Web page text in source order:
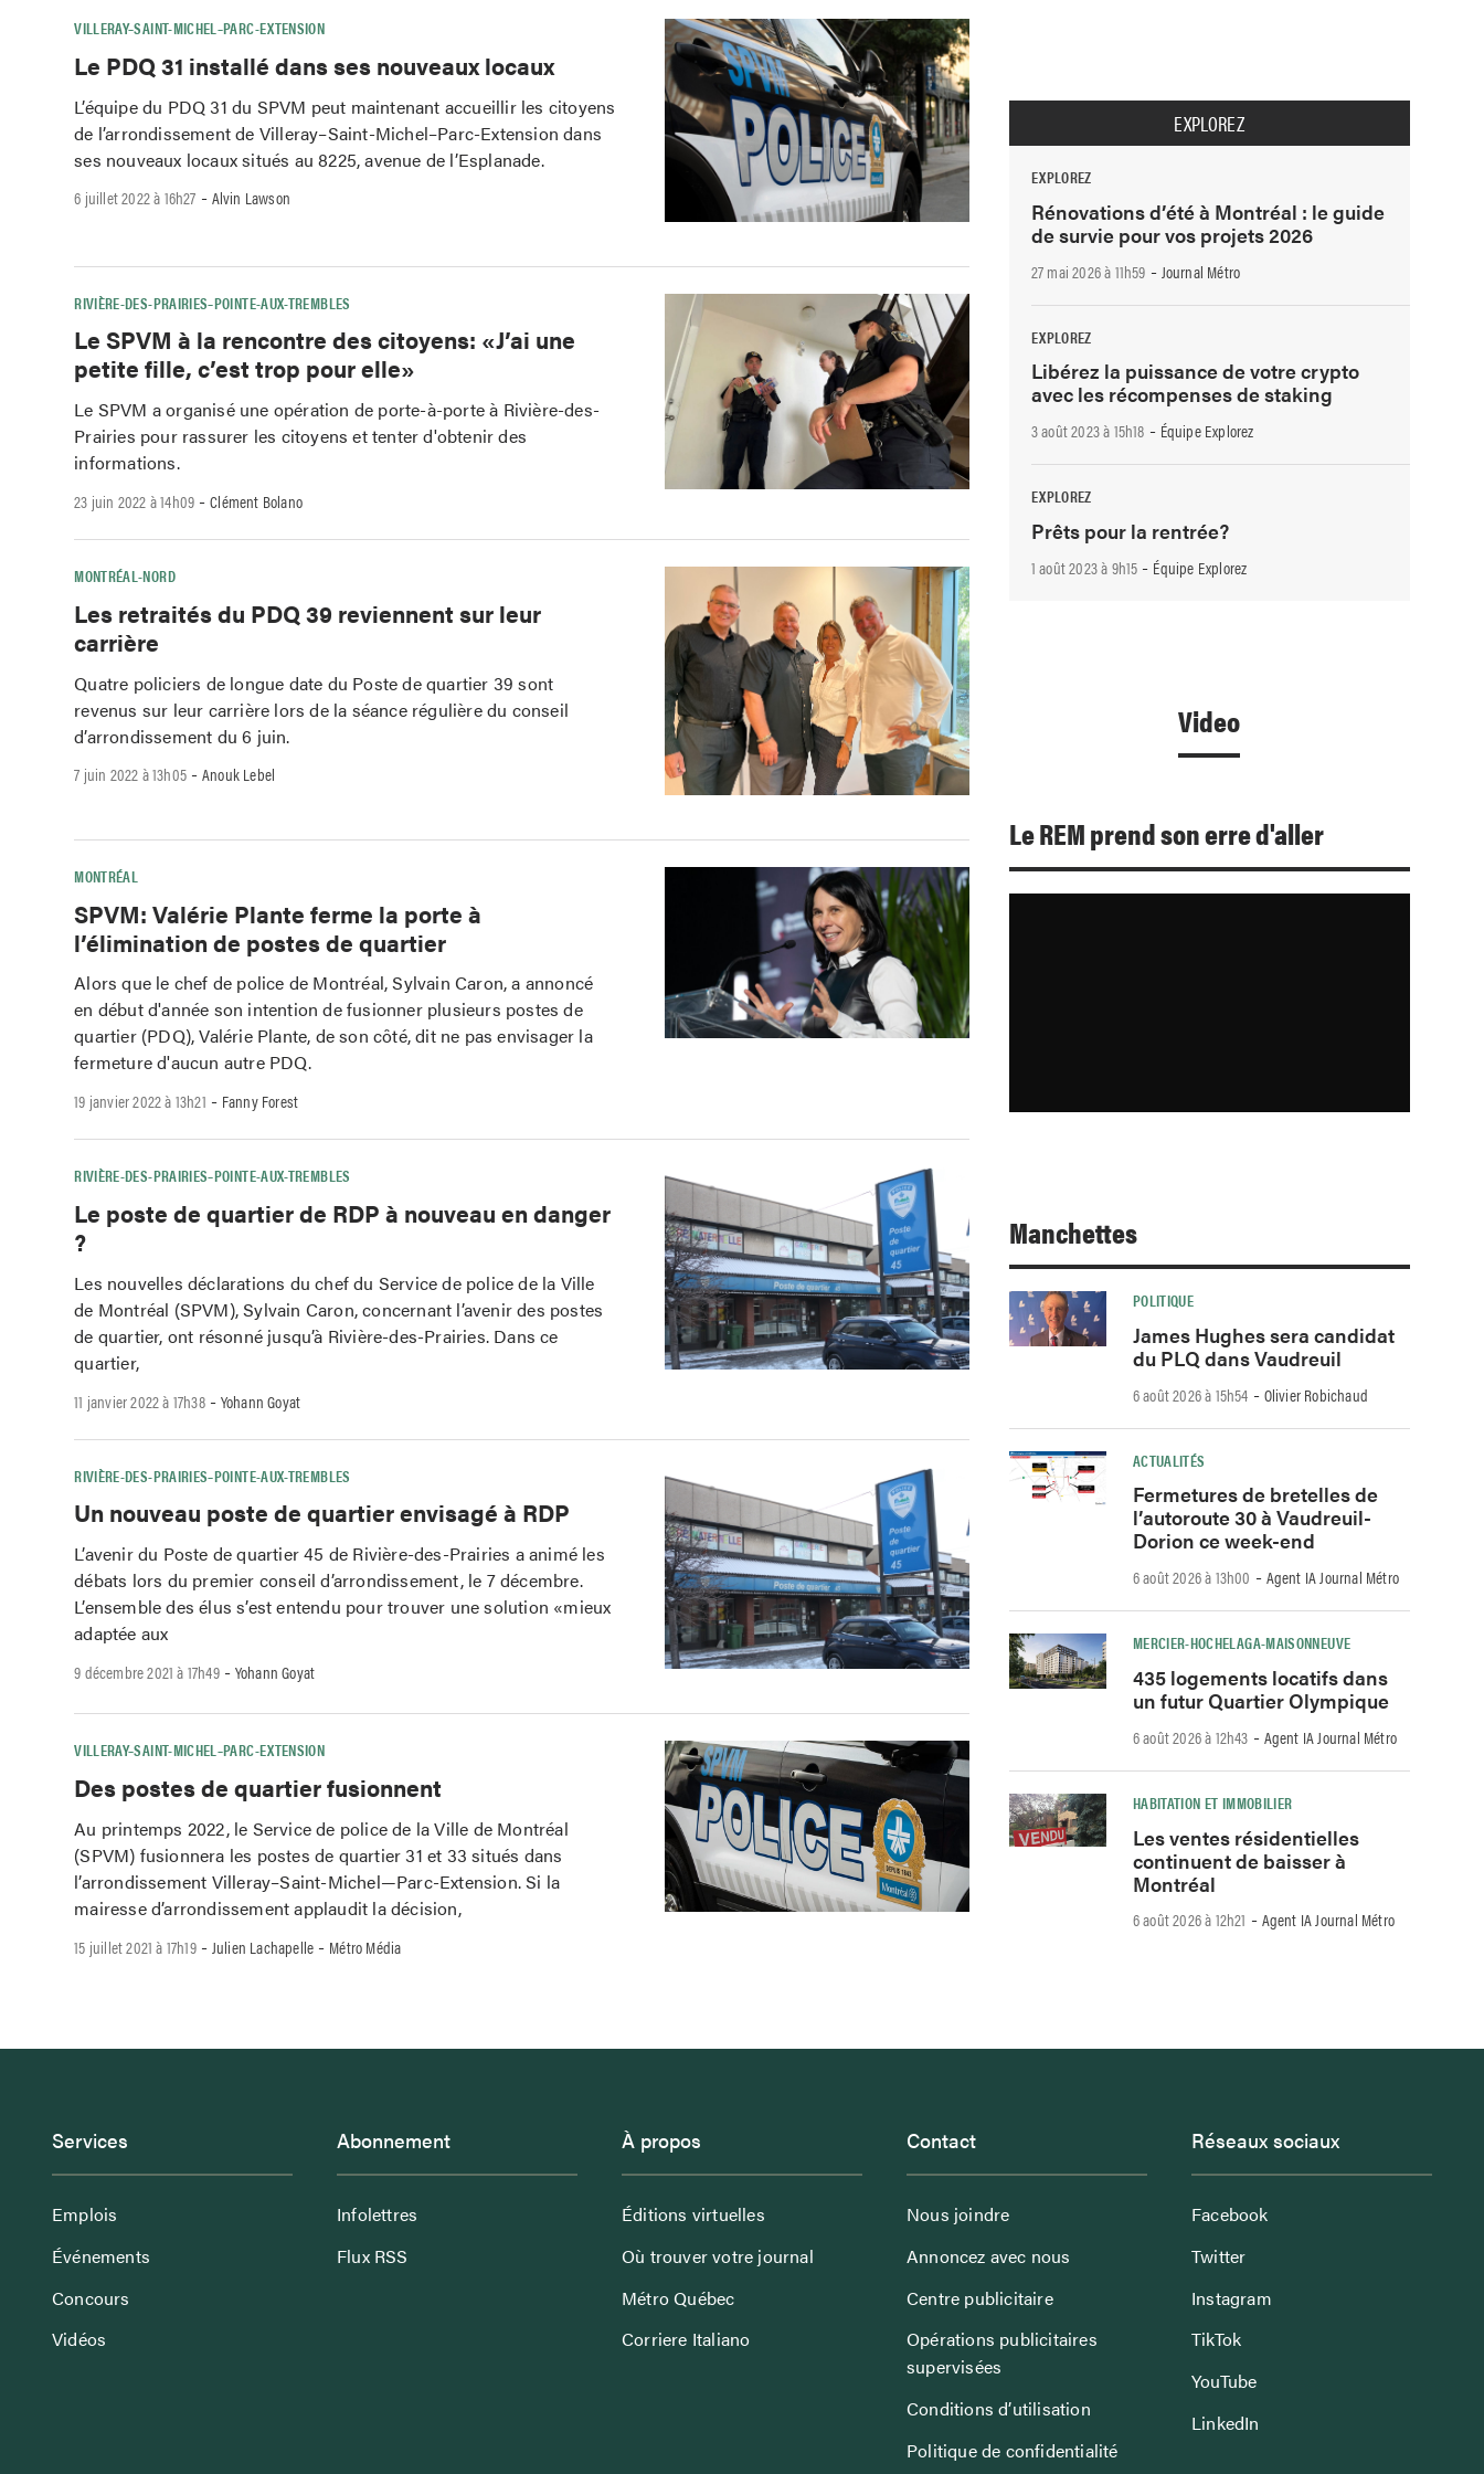
VILLERAY–SAINT-MICHEL–PARC-EXTENSION
Le PDQ 31 installé dans ses nouveaux locaux
L’équipe du PDQ 31 du SPVM peut maintenant accueillir les citoyens
de l’arrondissement de Villeray–Saint-Michel–Parc-Extension dans
ses nouveaux locaux situés au 8225, avenue de l’Esplanade.
6 juillet 2022 à 16h27 -Alvin Lawson
RIVIÈRE-DES-PRAIRIES–POINTE-AUX-TREMBLES
Le SPVM à la rencontre des citoyens: «J’ai une
petite fille, c’est trop pour elle»
Le SPVM a organisé une opération de porte-à-porte à Rivière-des-
Prairies pour rassurer les citoyens et tenter d'obtenir des
informations.
23 juin 2022 à 14h09 -Clément Bolano
MONTRÉAL-NORD
Les retraités du PDQ 39 reviennent sur leur
carrière
Quatre policiers de longue date du Poste de quartier 39 sont
revenus sur leur carrière lors de la séance régulière du conseil
d’arrondissement du 6 juin.
7 juin 2022 à 13h05 -Anouk Lebel
MONTRÉAL
SPVM: Valérie Plante ferme la porte à
l’élimination de postes de quartier
Alors que le chef de police de Montréal, Sylvain Caron, a annoncé
en début d'année son intention de fusionner plusieurs postes de
quartier (PDQ), Valérie Plante, de son côté, dit ne pas envisager la
fermeture d'aucun autre PDQ.
19 janvier 2022 à 13h21 - Fanny Forest
RIVIÈRE-DES-PRAIRIES–POINTE-AUX-TREMBLES
Le poste de quartier de RDP à nouveau en danger
?
Les nouvelles déclarations du chef du Service de police de la Ville
de Montréal (SPVM), Sylvain Caron, concernant l’avenir des postes
de quartier, ont résonné jusqu’à Rivière-des-Prairies. Dans ce
quartier,
11 janvier 2022 à 17h38-Yohann Goyat
RIVIÈRE-DES-PRAIRIES–POINTE-AUX-TREMBLES
Un nouveau poste de quartier envisagé à RDP
L’avenir du Poste de quartier 45 de Rivière-des-Prairies a animé les
débats lors du premier conseil d’arrondissement, le 7 décembre.
L’ensemble des élus s’est entendu pour trouver une solution «mieux
adaptée aux
9 décembre 2021 à 17h49-Yohann Goyat
VILLERAY–SAINT-MICHEL–PARC-EXTENSION
Des postes de quartier fusionnent
Au printemps 2022, le Service de police de la Ville de Montréal
(SPVM) fusionnera les postes de quartier 31 et 33 situés dans
l’arrondissement Villeray–Saint-Michel—Parc-Extension. Si la
mairesse d’arrondissement applaudit la décision,
15 juillet 2021 à 17h19- Julien Lachapelle - Métro Média
EXPLOREZ
EXPLOREZ
Rénovations d’été à Montréal : le guide
de survie pour vos projets 2026
27 mai 2026 à 11h59 - Journal Métro
EXPLOREZ
Libérez la puissance de votre crypto
avec les récompenses de staking
3 août 2023 à 15h18 - Équipe Explorez
EXPLOREZ
Prêts pour la rentrée?
1 août 2023 à 9h15 - Équipe Explorez
Video
Le REM prend son erre d'aller
Manchettes
POLITIQUE
James Hughes sera candidat
du PLQ dans Vaudreuil
6 août 2026 à 15h54 -Olivier Robichaud
ACTUALITÉS
Fermetures de bretelles de
l’autoroute 30 à Vaudreuil-
Dorion ce week-end
6 août 2026 à 13h00 -Agent IA Journal Métro
MERCIER-HOCHELAGA-MAISONNEUVE
435 logements locatifs dans
un futur Quartier Olympique
6 août 2026 à 12h43 -Agent IA Journal Métro
HABITATION ET IMMOBILIER
Les ventes résidentielles
continuent de baisser à
Montréal
6 août 2026 à 12h21 -Agent IA Journal Métro
Services
Emplois
Événements
Concours
Vidéos
Abonnement
Infolettres
Flux RSS
À propos
Éditions virtuelles
Où trouver votre journal
Métro Québec
Corriere Italiano
Contact
Nous joindre
Annoncez avec nous
Centre publicitaire
Opérations publicitaires
supervisées
Conditions d’utilisation
Politique de confidentialité
Réseaux sociaux
Facebook
Twitter
Instagram
TikTok
YouTube
LinkedIn